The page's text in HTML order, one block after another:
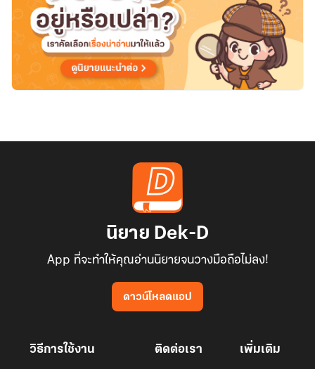
นิยาย Dek-D
App ที่จะทำให้คุณอ่านนิยายจนวางมือถือไม่ลง!
ดาวน์โหลดแอป
วิธีการใช้งาน ติดต่อเรา เพิ่มเติม